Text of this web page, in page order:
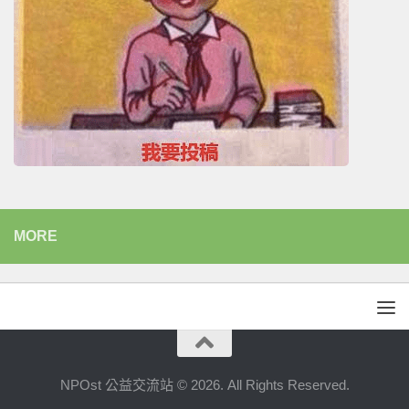
MORE
NPOst 公益交流站 © 2026. All Rights Reserved.